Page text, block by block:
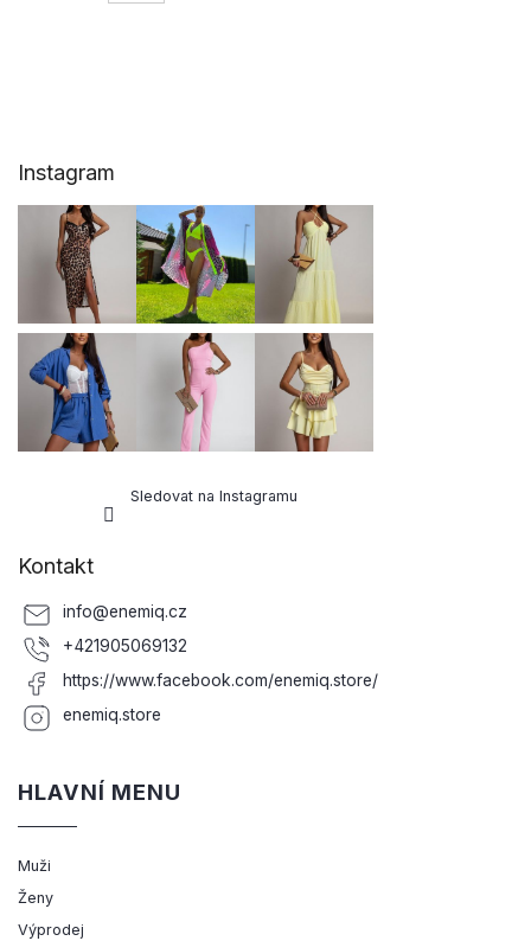
Instagram
Sledovat na Instagramu
Kontakt
info@enemiq.cz
+421905069132
https://www.facebook.com/enemiq.store/
enemiq.store
HLAVNÍ MENU
Muži
Ženy
Výprodej